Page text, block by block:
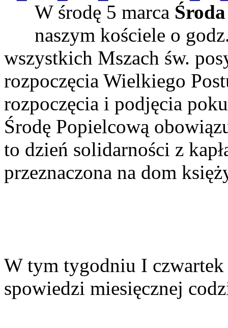
W środę 5 marca
naszym kościele o
wszystkich Mszach św.
rozpoczęcia Wielkiego
rozpoczęcia i podjęcia
Środę Popielcową
to dzień solidarności z
przeznaczona na dom
W tym tygodniu I
spowiedzi miesięcznej